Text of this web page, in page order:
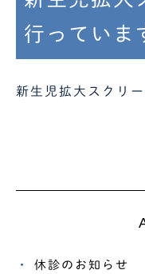
行っていま
新生児拡大スクリ
休診のお知らせ